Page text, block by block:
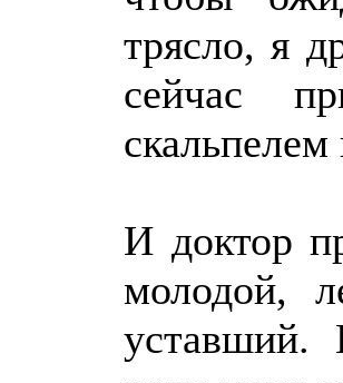
трясло, я
сейчас
И доктор
молодой,
уставший.